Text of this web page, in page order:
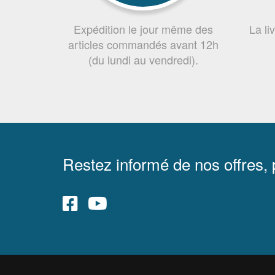
Expédition le jour même des
articles commandés avant 12h
(du lundi au vendredi).
La
Restez informé de nos